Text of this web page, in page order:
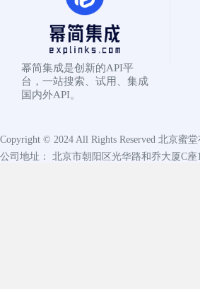
幂简集成是创新的API平
台，一站搜索、试用、集成
国内外API。
Copyright © 2024 All Rights Reserved 北京蜜堂
公司地址： 北京市朝阳区光华路和乔大厦C座